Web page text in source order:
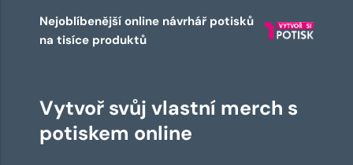
Nejoblíbenější online návrhář potisků
na tisíce produktů
Vytvoř svůj vlastní merch s
potiskem online